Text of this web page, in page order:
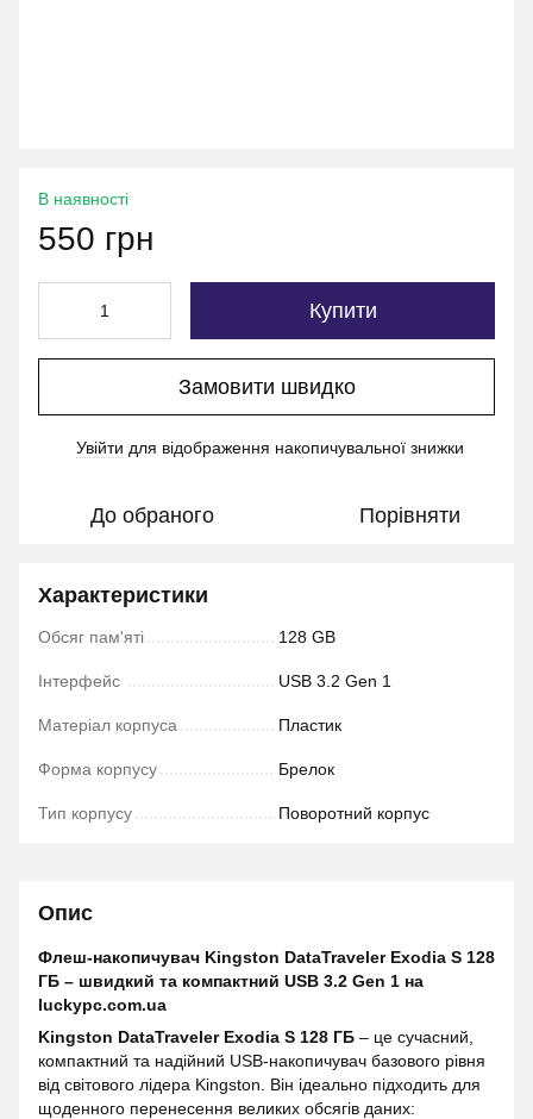
В наявності
550 грн
Купити
Замовити швидко
Увійти для відображення накопичувальної знижки
До обраного Порівняти
Характеристики
Обсяг пам'яті 128 GB
Інтерфейс USB 3.2 Gen 1
Матеріал корпуса Пластик
Форма корпусу Брелок
Тип корпусу Поворотний корпус
Опис
Флеш-накопичувач Kingston DataTraveler Exodia S 128
ГБ – швидкий та компактний USB 3.2 Gen 1 на
luckypc.com.ua
Kingston DataTraveler Exodia S 128 ГБ – це сучасний,
компактний та надійний USB-накопичувач базового рівня
від світового лідера Kingston. Він ідеально підходить для
щоденного перенесення великих обсягів даних: